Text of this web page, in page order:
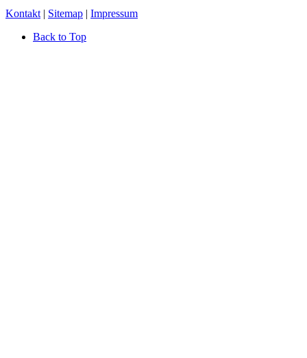
Kontakt | Sitemap | Impressum
Back to Top